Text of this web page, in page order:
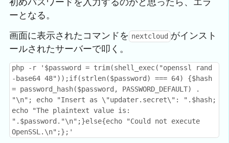
ーとなる。
画面に表示されたコマンドを nextcloud がインスト
ールされたサーバーで叩く。
php -r '$password = trim(shell_exec("openssl rand
-base64 48"));if(strlen($password) === 64) {$hash
= password_hash($password, PASSWORD_DEFAULT) .
"\n"; echo "Insert as \"updater.secret\": ".$hash;
echo "The plaintext value is:
".$password."\n";}else{echo "Could not execute
OpenSSL.\n";};'